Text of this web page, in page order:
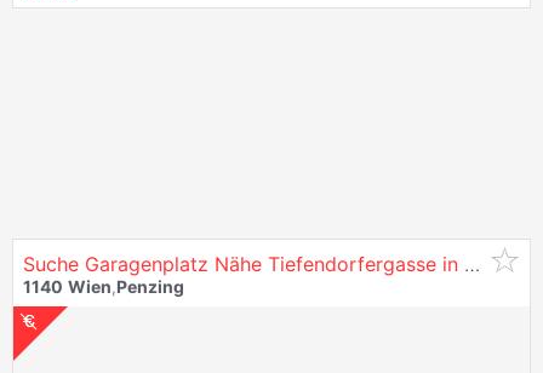
Suche Garagenplatz Nähe Tiefendorfergasse in
1140
1140 Wien,Penzing